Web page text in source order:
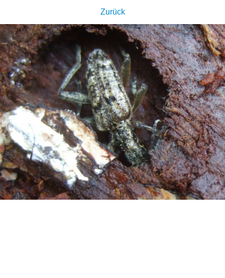
Zurück